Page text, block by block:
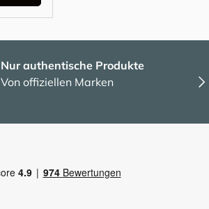
Nur authentische Produkte
Von offiziellen Marken